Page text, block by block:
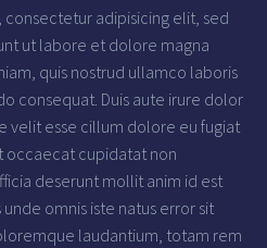
adipisicing elit, sed
ut labore et dolore magna
quis nostrud ullamco laboris
consequat. Duis aute irure dolor
velit esse cillum dolore eu fugiat
occaecat cupidatat non
deserunt mollit anim id est
omnis iste natus error sit
laudantium, totam rem